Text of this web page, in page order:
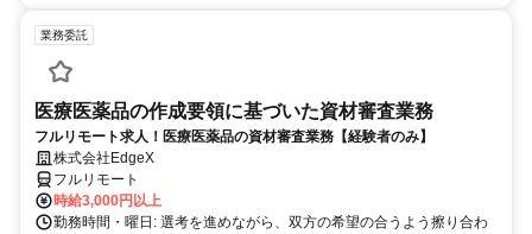
業務委託
医療医薬品の作成要領に基づいた資材審査業務
フルリモート求人！医療医薬品の資材審査業務【経験者のみ】
株式会社EdgeX
フルリモート
時給3,000円以上
勤務時間・曜日: 選考を進めながら、双方の希望の合うよう擦り合わ